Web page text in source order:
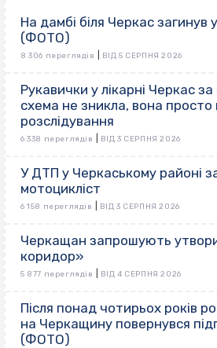
На дамбі біля Черкас загинув
(ФОТО)
8 306 переглядів ВІД 5 СЕРПНЯ 2026
Рукавички у лікарні Черкас
схема не зникла, вона просто
розслідування
6 338 переглядів ВІД 3 СЕРПНЯ 2026
У ДТП у Черкаському районі
мотоцикліст
6 158 переглядів ВІД 3 СЕРПНЯ 2026
Черкащан запрошують
коридор»
5 877 переглядів ВІД 4 СЕРПНЯ 2026
Після понад чотирьох років
на Черкащину повернувся
(ФОТО)